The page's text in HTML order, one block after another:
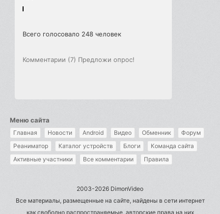
Всего голосовало 248 человек
Комментарии (7) Предложи опрос!
Меню сайта
Главная Новости Android Видео Обменник
Форум
Реаниматор
Каталог устройств Блоги
Команда сайта
Активные участники
Все комментарии Правила
2003-2026 DimonVideo
Все материалы, размещенные на сайте, найдены в сети интернет
как свободно распространяемые, авторские права на них